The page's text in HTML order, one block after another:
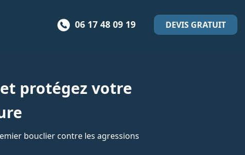
DEVIS GRATUIT
06 17 48 09 19
protégez votre
bouclier contre les agressions